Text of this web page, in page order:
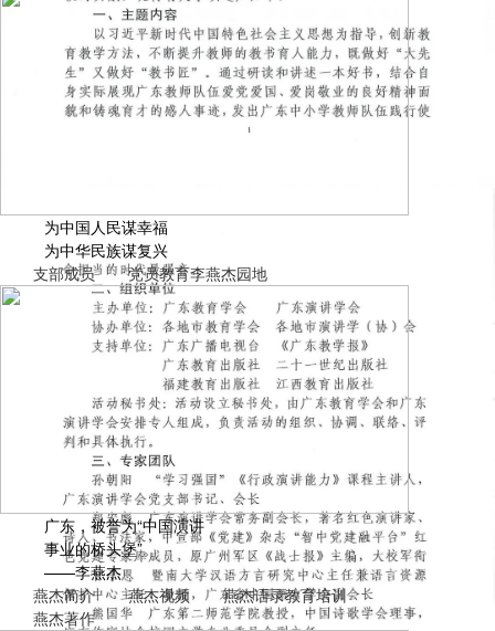
为中国人民谋幸福
为中华民族谋复兴
支部成员
党员教育李燕杰园地
广东，被誉为“中国演讲
事业的桥头堡”。
——李燕杰
燕杰简介
燕杰视频
燕杰语录
燕杰著作
教育培训